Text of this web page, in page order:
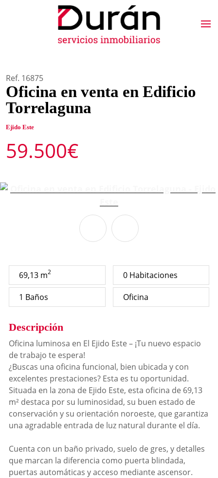
Ref. 16875
Oficina en venta en Edificio
Torrelaguna
Ejido Este
59.500€
69,13 m2 0 Habitaciones
1 Baños Oficina
Descripción
Oficina luminosa en El Ejido Este – ¡Tu nuevo espacio
de trabajo te espera!
¿Buscas una oficina funcional, bien ubicada y con
excelentes prestaciones? Esta es tu oportunidad.
Situada en la zona de Ejido Este, esta oficina de 69,13
m² destaca por su luminosidad, su buen estado de
conservación y su orientación noroeste, que garantiza
una agradable entrada de luz natural durante el día.
Cuenta con un baño privado, suelo de gres, y detalles
que marcan la diferencia como puerta blindada,
puertas automáticas y acceso mediante ascensor.